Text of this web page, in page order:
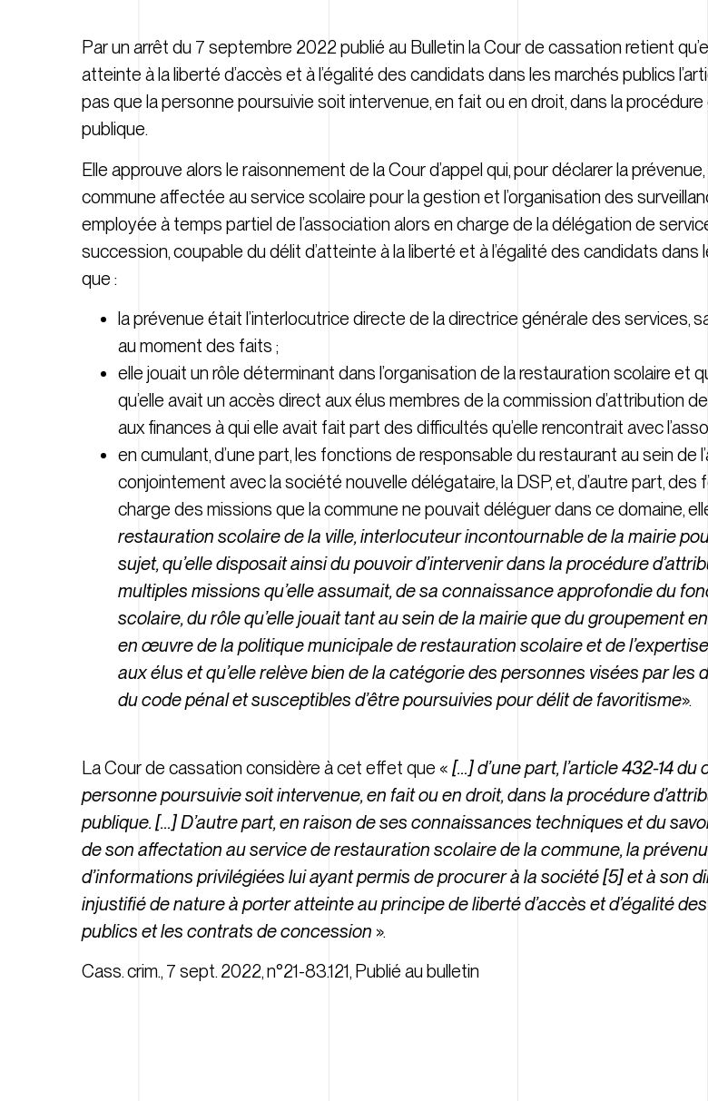
Par un arrêt du 7 septembre 2022 publié au Bulletin la Cour de cassation retient
atteinte à la liberté d’accès et à l’égalité des candidats dans les marchés publics
pas que la personne poursuivie soit intervenue, en fait ou en droit, dans la procédure
publique.
Elle approuve alors le raisonnement de la Cour d’appel qui, pour déclarer la
commune affectée au service scolaire pour la gestion et l’organisation des
employée à temps partiel de l’association alors en charge de la délégation de
succession, coupable du délit d’atteinte à la liberté et à l’égalité des candidats dans
que :
la prévenue était l’interlocutrice directe de la directrice générale des services,
au moment des faits ;
elle jouait un rôle déterminant dans l’organisation de la restauration scolaire et
qu’elle avait un accès direct aux élus membres de la commission d’attribution
aux finances à qui elle avait fait part des difficultés qu’elle rencontrait avec
en cumulant, d’une part, les fonctions de responsable du restaurant au sein de
conjointement avec la société nouvelle délégataire, la DSP, et, d’autre part,
charge des missions que la commune ne pouvait déléguer dans ce domaine,
restauration scolaire de la ville, interlocuteur incontournable de la mairie
sujet, qu’elle disposait ainsi du pouvoir d’intervenir dans la procédure
multiples missions qu’elle assumait, de sa connaissance approfondie du
scolaire, du rôle qu’elle jouait tant au sein de la mairie que du groupement
en œuvre de la politique municipale de restauration scolaire et de
aux élus et qu’elle relève bien de la catégorie des personnes visées par les
du code pénal et susceptibles d’être poursuivies pour délit de favoritisme».
La Cour de cassation considère à cet effet que « […] d’une part, l’article 432-14
personne poursuivie soit intervenue, en fait ou en droit, dans la procédure
publique.[…] D’autre part, en raison de ses connaissances techniques et du
de son affectation au service de restauration scolaire de la commune, la
d’informations privilégiées lui ayant permis de procurer à la société [5] et à son
injustifié de nature à porter atteinte au principe de liberté d’accès et d’égalité
publics et les contrats de concession ».
Cass. crim., 7 sept. 2022, n°21-83.121, Publié au bulletin